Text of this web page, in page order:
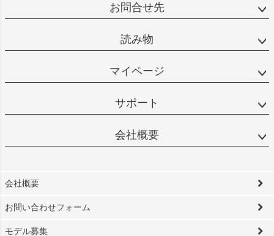
お問合せ先
読み物
マイページ
サポート
会社概要
会社概要
お問い合わせフォーム
モデル募集